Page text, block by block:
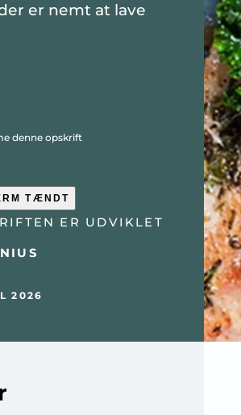
er nemt at lave
denne opskrift
TÆNDT
ER UDVIKLET
2026